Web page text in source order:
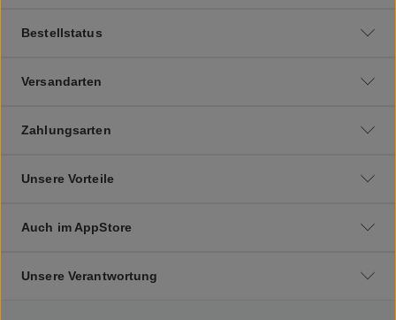
Bestellstatus
Versandarten
Zahlungsarten
Unsere Vorteile
Auch im AppStore
Unsere Verantwortung